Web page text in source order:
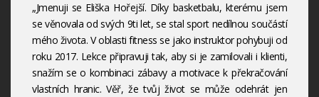
„Jmenuji se Eliška Hořejší. Díky basketbalu, kterému jsem
se věnovala od svých 9ti let, se stal sport nedílnou součástí
mého života. V oblasti fitness se jako instruktor pohybuji od
roku 2017. Lekce připravuji tak, aby si je zamilovali i klienti,
snažím se o kombinaci zábavy a motivace k překračování
vlastních hranic. Věř, že tvůj život se může odehrát jen